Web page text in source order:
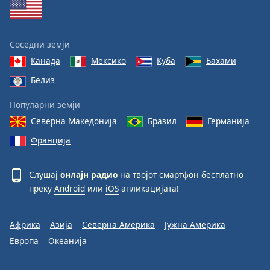
Соседни земји
Канада
Мексико Куба
Бахами
Белиз
Популарни земји
Северна Македонија
Бразил
Германија
Франција
Слушај онлајн радио на твојот смартфон бесплатно
преку Android или iOS апликацијата!
Африка Азија Северна Америка
Јужна Америка
Европа
Океанија